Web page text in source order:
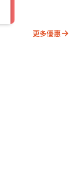
更多優惠